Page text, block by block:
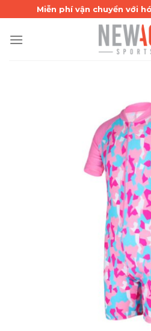
to
content
Miễn phí vận chuyển với